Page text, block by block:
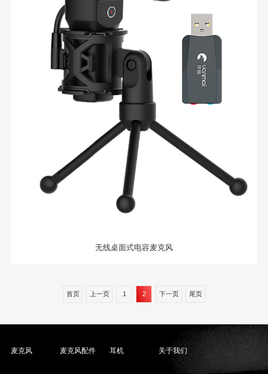
无线桌面式电容麦克风
首页 上一页 1 2 下一页 尾页
麦克风 麦克风配件 耳机 关于我们